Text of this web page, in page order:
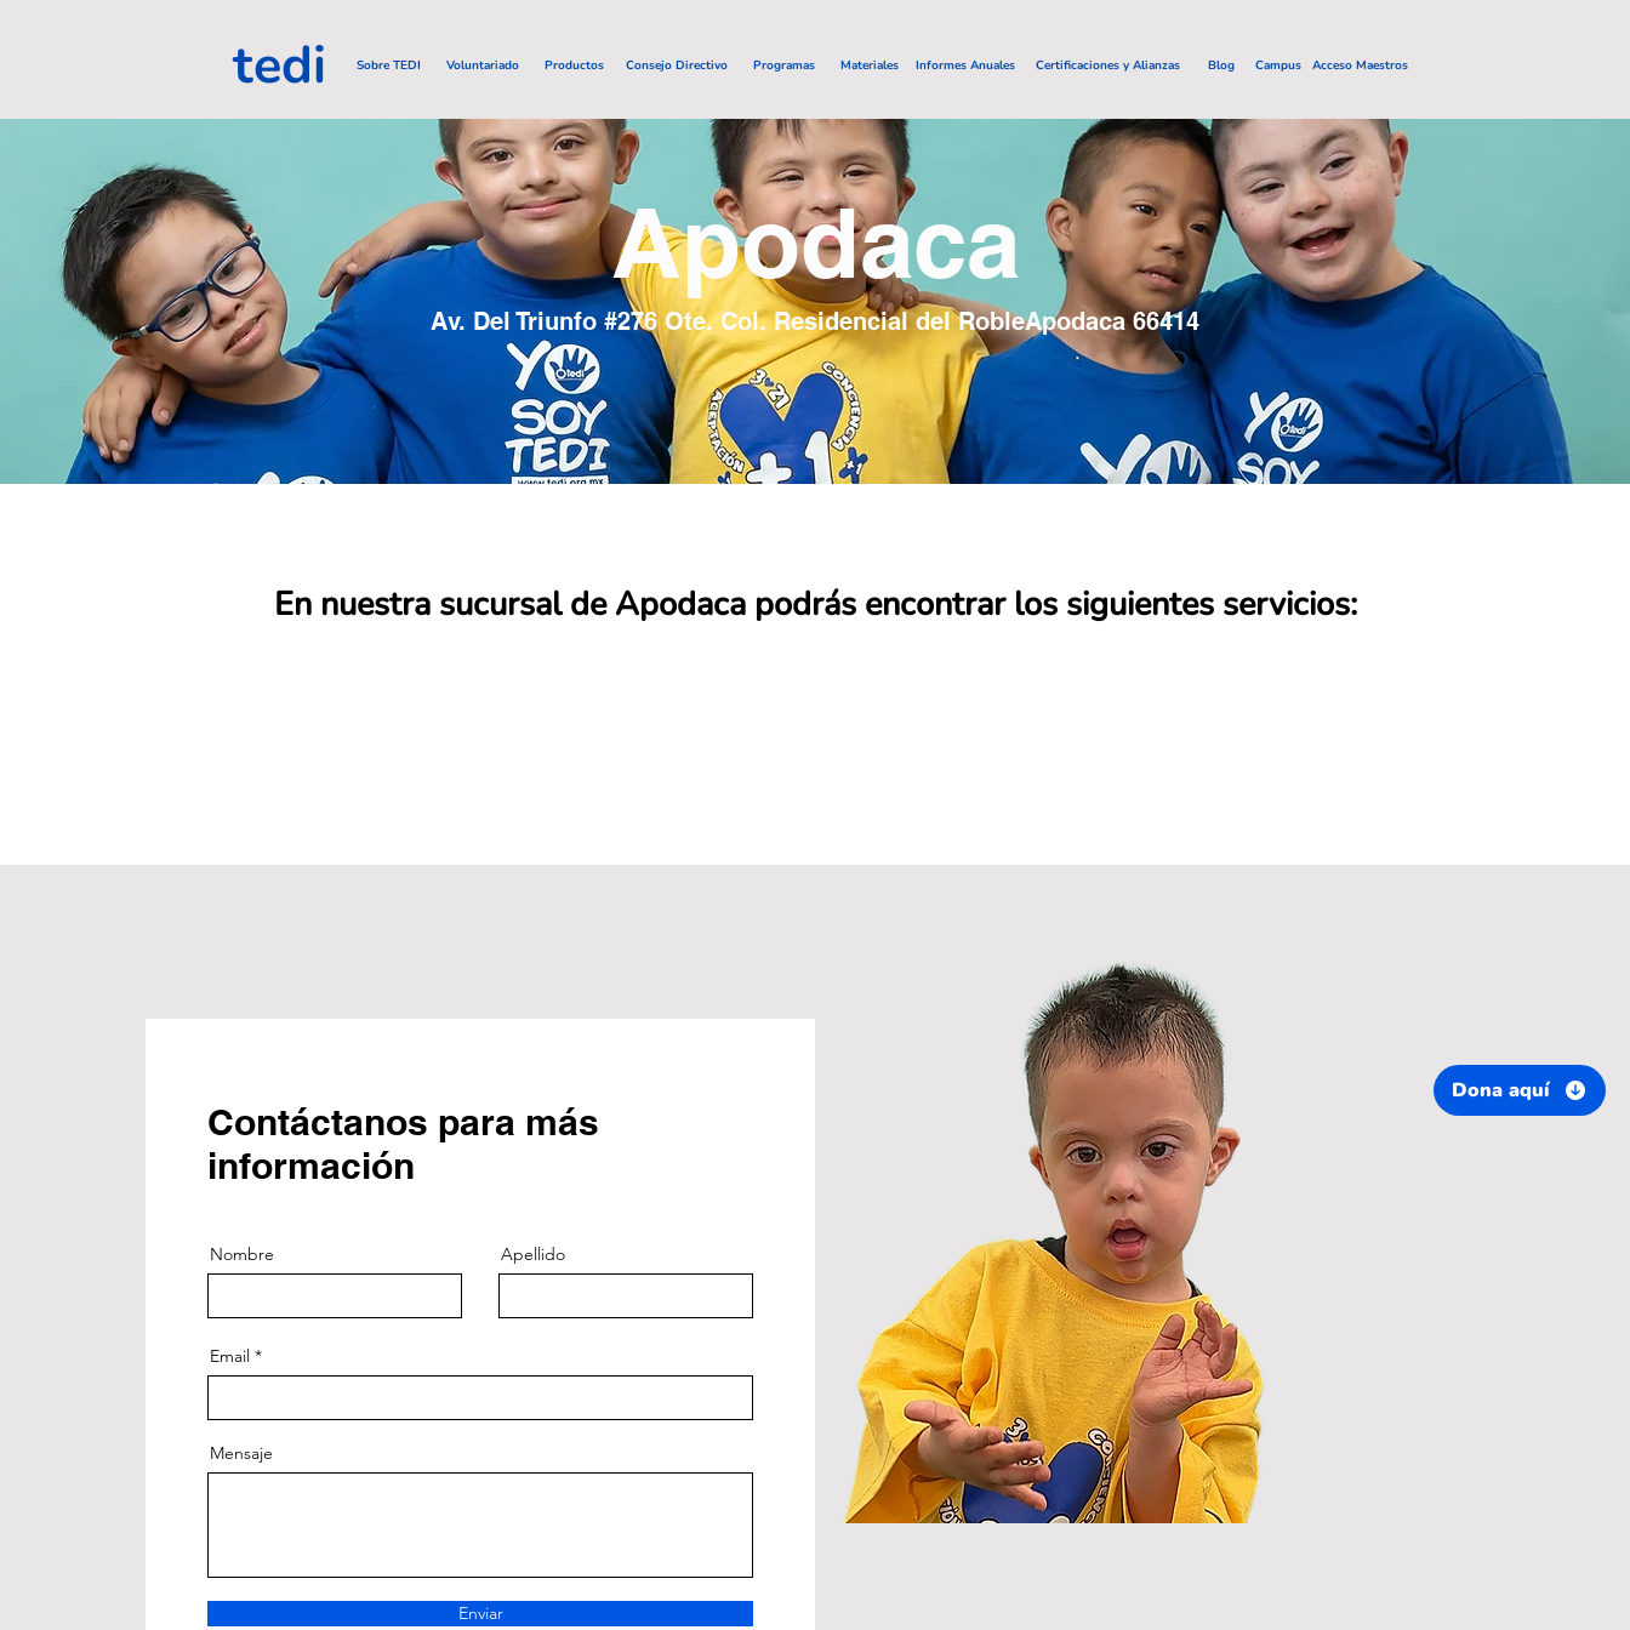
tedi Sobre TEDI Voluntariado Productos Consejo Directivo Programas Materiales Informes Anuales Certificaciones y Alianzas Blog Campus Acceso Maestros
Dona aquí
Apodaca
Av. Del Triunfo #276 Ote. Col. Residencial del RobleApodaca 66414
En nuestra sucursal de Apodaca podrás encontrar los siguientes servicios:
Contáctanos para más
información
Nombre Apellido
Email
Mensaje
Enviar